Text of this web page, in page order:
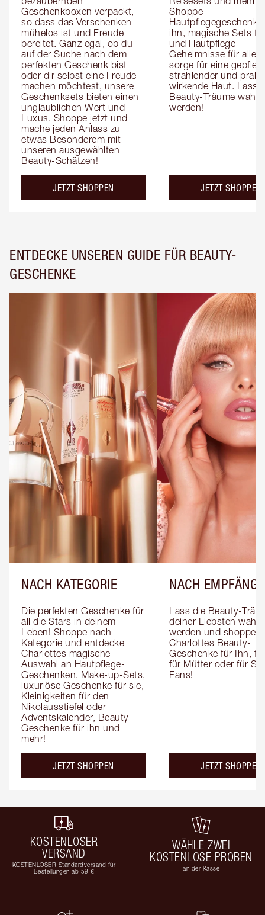
Geschenkboxen verpackt,
so dass das Verschenken
mühelos ist und Freude
bereitet. Ganz egal, ob du
auf der Suche nach dem
perfekten Geschenk bist
oder dir selbst eine Freude
machen möchtest, unsere
Geschenksets bieten einen
unglaublichen Wert und
Luxus. Shoppe jetzt und
mache jeden Anlass zu
etwas Besonderem mit
unseren ausgewählten
Beauty-Schätzen!
JETZT SHOPPEN
Shoppe
ihn, magische Sets
und Hautpflege-
Geheimnisse für alle,
sorge für eine
strahlender und
wirkende Haut. Lass
Beauty-Träume wahr
werden!
JETZT SHOPPEN
ENTDECKE UNSEREN GUIDE FÜR BEAUTY-
GESCHENKE
NACH KATEGORIE
Die perfekten Geschenke für
all die Stars in deinem
Leben! Shoppe nach
Kategorie und entdecke
Charlottes magische
Auswahl an Hautpflege-
Geschenken, Make-up-Sets,
luxuriöse Geschenke für sie,
Kleinigkeiten für den
Nikolausstiefel oder
Adventskalender, Beauty-
Geschenke für ihn und
mehr!
JETZT SHOPPEN
NACH
Lass die Beauty-
deiner Liebsten wahr
werden und shoppe
Charlottes Beauty-
Geschenke für Ihn,
für Mütter oder für
Fans!
JETZT SHOPPEN
KOSTENLOSER
VERSAND
KOSTENLOSER Standardversand für
Bestellungen ab 59 €
WÄHLE ZWEI
KOSTENLOSE PROBEN
an der Kasse